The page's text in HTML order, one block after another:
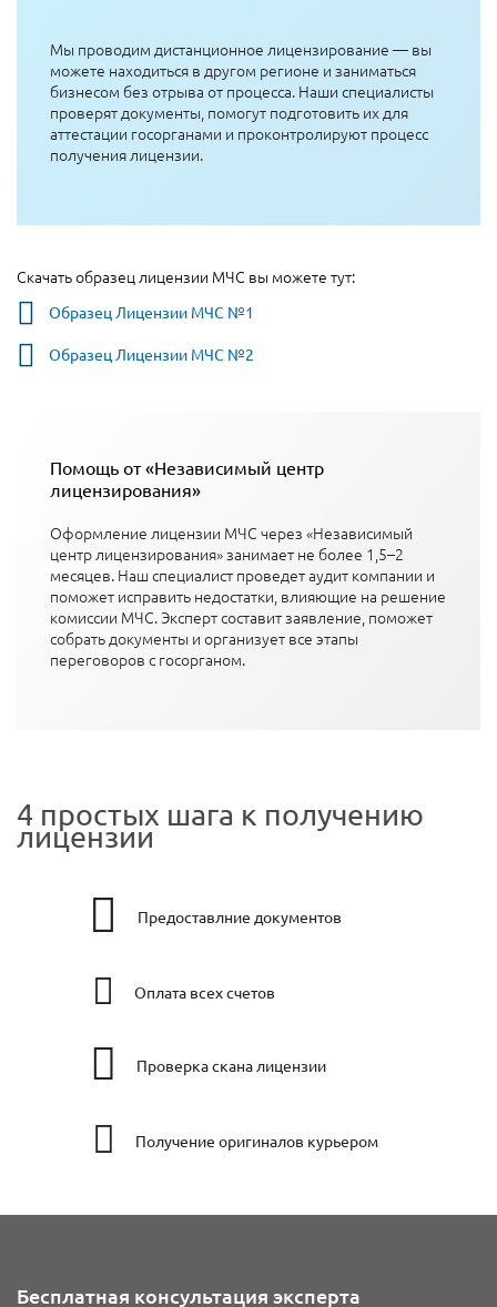
Мы проводим дистанционное лицензирование — вы
можете находиться в другом регионе и заниматься
бизнесом без отрыва от процесса. Наши специалисты
проверят документы, помогут подготовить их для
аттестации госорганами и проконтролируют процесс
получения лицензии.
Скачать образец лицензии МЧС вы можете тут:
Образец Лицензии МЧС №1
Образец Лицензии МЧС №2
Помощь от «Независимый центр
лицензирования»
Оформление лицензии МЧС через «Независимый
центр лицензирования» занимает не более 1,5–2
месяцев. Наш специалист проведет аудит компании и
поможет исправить недостатки, влияющие на решение
комиссии МЧС. Эксперт составит заявление, поможет
собрать документы и организует все этапы
переговоров с госорганом.
4 простых шага к получению
лицензии
Предоставлние документов
Оплата всех счетов
Проверка скана лицензии
Получение оригиналов курьером
Бесплатная консультация эксперта